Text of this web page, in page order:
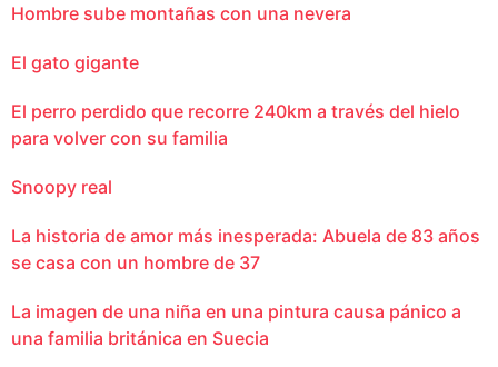
Hombre sube montañas con una nevera
El gato gigante
El perro perdido que recorre 240km a través del hielo
para volver con su familia
Snoopy real
La historia de amor más inesperada: Abuela de 83 años
se casa con un hombre de 37
La imagen de una niña en una pintura causa pánico a
una familia británica en Suecia